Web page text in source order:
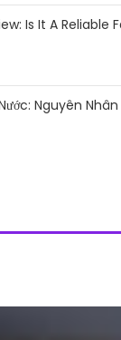
Is It A Reliable
Nguyên